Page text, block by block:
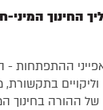
החינוך
ההתפתחות -
בתקשורת,
של ההורה בחינוך